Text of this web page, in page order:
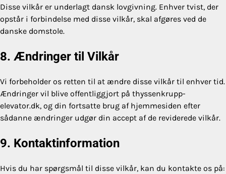
Disse vilkår er underlagt dansk lovgivning. Enhver tvist, der
opstår i forbindelse med disse vilkår, skal afgøres ved de
danske domstole.
8. Ændringer til Vilkår
Vi forbeholder os retten til at ændre disse vilkår til enhver tid.
Ændringer vil blive offentliggjort på thyssenkrupp-
elevator.dk, og din fortsatte brug af hjemmesiden efter
sådanne ændringer udgør din accept af de reviderede vilkår.
9. Kontaktinformation
Hvis du har spørgsmål til disse vilkår, kan du kontakte os på: